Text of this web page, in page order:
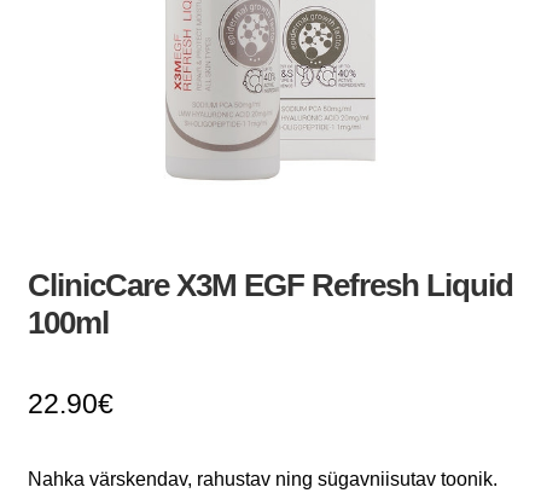
ClinicCare X3M EGF Refresh Liquid
100ml
22.90€
Nahka värskendav, rahustav ning sügavniisutav toonik.